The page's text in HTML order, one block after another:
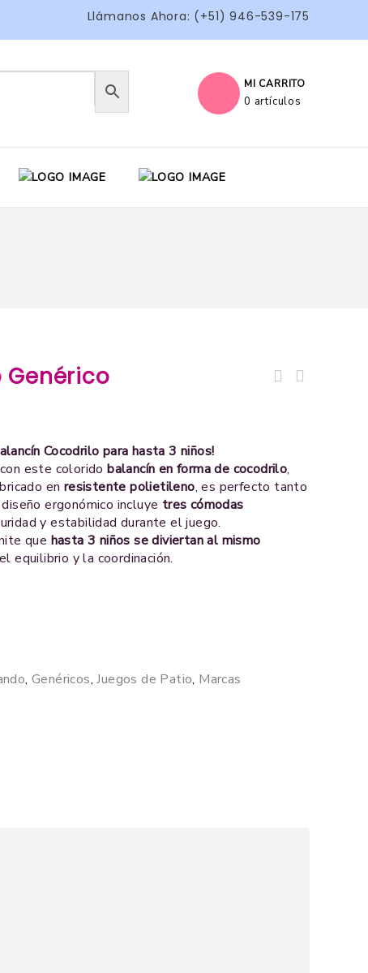
Llámanos Ahora: (+51) 946-539-175
MI CARRITO
0 artículos
Genérico
Cocodrilo para hasta 3 niños!
este coloridobalancín en forma de cocodrilo,
en resistente polietileno, es perfecto tanto
ergonómico incluye tres cómodas
y estabilidad durante el juego.
que hasta 3 niños se diviertan al mismo
equilibrio y la coordinación.
,Genéricos,Juegos de Patio, Marcas